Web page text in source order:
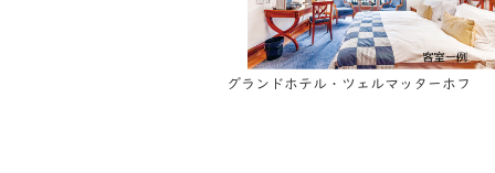
グランドホテル・ツェルマッターホフ